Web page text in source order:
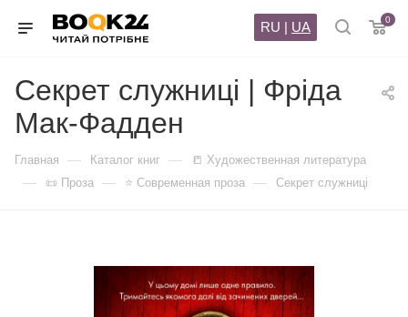
0
RU | UA
Секрет служниці | Фріда
Мак-Фадден
Главная — Каталог книг — 📒 Художественная литература
— 📜 Проза — ⭐ Современная проза — Секрет служниці